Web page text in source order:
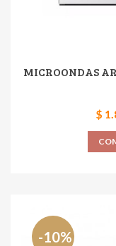
MICROONDAS
$
-10%